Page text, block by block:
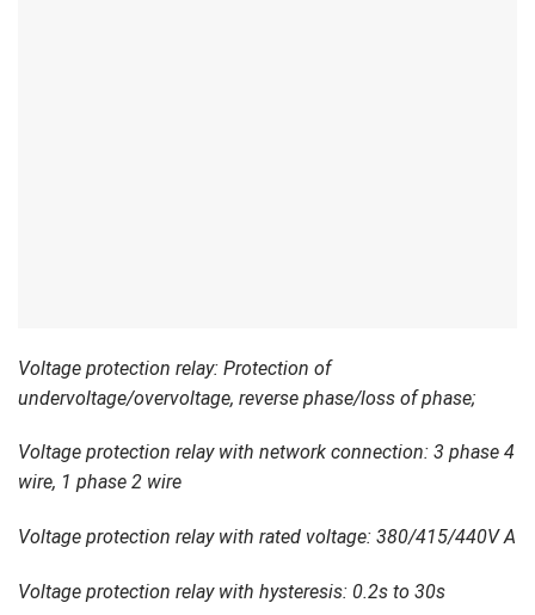
Voltage protection relay: Protection of
undervoltage/overvoltage, reverse phase/loss of phase;
Voltage protection relay with network connection: 3 phase 4
wire, 1 phase 2 wire
Voltage protection relay with rated voltage: 380/415/440V A
Voltage protection relay with hysteresis: 0.2s to 30s